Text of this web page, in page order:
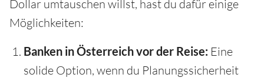
Dollar umtauschen willst, hast du dafür einige
Möglichkeiten:
Banken in Österreich vor der Reise: Eine
solide Option, wenn du Planungssicherheit